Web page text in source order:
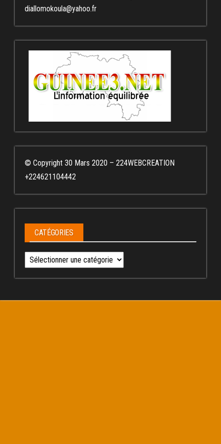
diallomokoula@yahoo.fr
© Copyright 30 Mars 2020 – 224WEBCREATION
+224621104442
CATÉGORIES
Catégories